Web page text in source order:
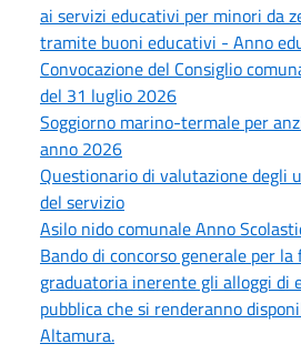
ai servizi educativi per minori da
tramite buoni educativi - Anno
Convocazione del Consiglio
del 31 luglio 2026
Soggiorno marino-termale per
anno 2026
Questionario di valutazione degli
del servizio
Asilo nido comunale Anno
Bando di concorso generale per
graduatoria inerente gli alloggi di
pubblica che si renderanno
Altamura.